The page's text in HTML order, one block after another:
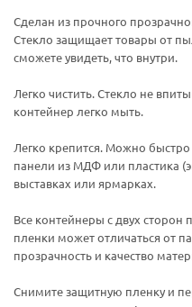
Сделан из прочного
Стекло защищает товары от
сможете увидеть, что внутри.
Легко чистить. Стекло не
контейнер легко мыть.
Легко крепится. Можно
панели из МДФ или пластика
выставках или ярмарках.
Все контейнеры с двух
пленки может отличаться от
прозрачность и качество
Снимите защитную пленку и